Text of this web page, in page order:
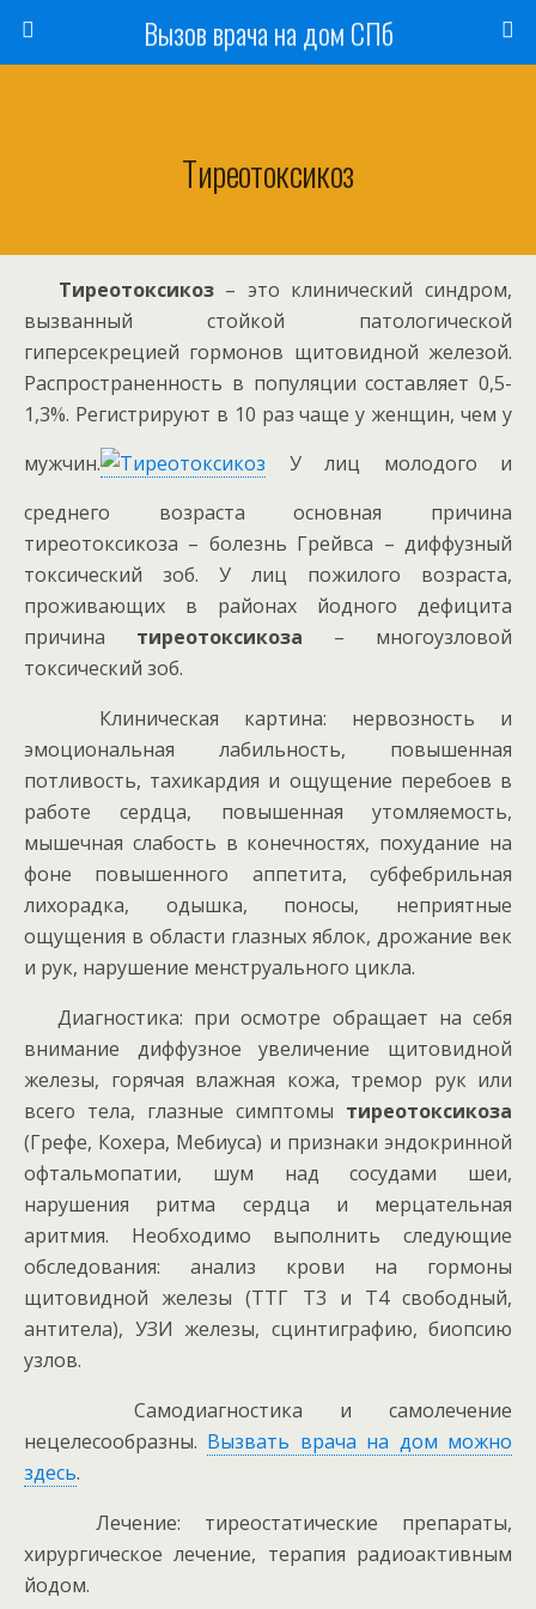
Вызов врача на дом СПб
Тиреотоксикоз
Тиреотоксикоз– это клинический синдром,
вызванный стойкой патологической
гиперсекрецией гормонов щитовидной железой.
Распространенность в популяции составляет 0,5-
1,3%. Регистрируют в 10 раз чаще у женщин, чем у
мужчин.
У лиц молодого и
среднего возраста основная причина
тиреотоксикоза – болезнь Грейвса – диффузный
токсический зоб. У лиц пожилого возраста,
проживающих в районах йодного дефицита
причина тиреотоксикоза – многоузловой
токсический зоб.
Клиническая картина: нервозность и
эмоциональная лабильность, повышенная
потливость, тахикардия и ощущение перебоев в
работе сердца, повышенная утомляемость,
мышечная слабость в конечностях, похудание на
фоне повышенного аппетита, субфебрильная
лихорадка, одышка, поносы, неприятные
ощущения в области глазных яблок, дрожание век
и рук, нарушение менструального цикла.
Диагностика: при осмотре обращает на себя
внимание диффузное увеличение щитовидной
железы, горячая влажная кожа, тремор рук или
всего тела, глазные симптомы тиреотоксикоза
(Грефе, Кохера, Мебиуса) и признаки эндокринной
офтальмопатии, шум над сосудами шеи,
нарушения ритма сердца и мерцательная
аритмия. Необходимо выполнить следующие
обследования: анализ крови на гормоны
щитовидной железы (ТТГ Т3 и Т4 свободный,
антитела), УЗИ железы, сцинтиграфию, биопсию
узлов.
Самодиагностика и самолечение
нецелесообразны. Вызвать врача на дом можно
здесь.
Лечение: тиреостатические препараты,
хирургическое лечение, терапия радиоактивным
йодом.